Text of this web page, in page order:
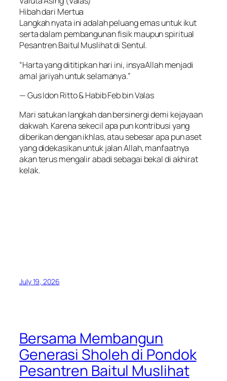
Hibah dari Mertua
Langkah nyata ini adalah peluang emas untuk ikut
serta dalam pembangunan fisik maupun spiritual
Pesantren Baitul Muslihat di Sentul.
“Harta yang dititipkan hari ini, insyaAllah menjadi
amal jariyah untuk selamanya.”
— Gus Idon Ritto & Habib Feb bin Valas
Mari satukan langkah dan bersinergi demi kejayaan
dakwah. Karena sekecil apa pun kontribusi yang
diberikan dengan ikhlas, atau sebesar apa pun aset
yang didekasikan untuk jalan Allah, manfaatnya
akan terus mengalir abadi sebagai bekal di akhirat
kelak.
July 19, 2026
Bersama Membangun
Generasi Sholeh di Pondok
Pesantren Baitul Muslihat